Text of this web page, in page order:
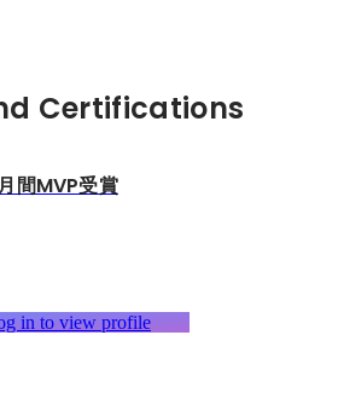
Certifications
間MVP受賞
in to view profile